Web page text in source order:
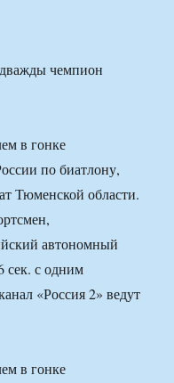
в гонке
по биатлону,
Тюменской области.
автономный
сек. с одним
«Россия 2» ведут
в гонке